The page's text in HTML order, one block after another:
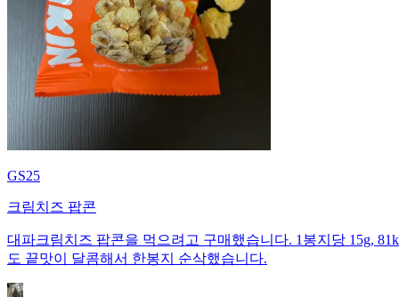
GS25
크림치즈 팝콘
대파크림치즈 팝콘을 먹으려고 구매했습니다. 1봉지당 15g,
도 끝맛이 달콤해서 한봉지 순삭했습니다.